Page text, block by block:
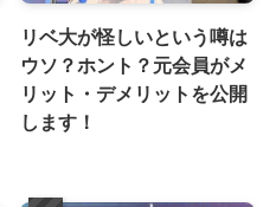
リベ大が怪しいという噂は
ウソ？ホント？元会員がメ
リット・デメリットを公開
します！